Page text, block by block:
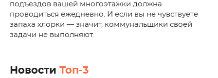
подъездов вашей многоэтажки должна
проводиться ежедневно. И если вы не чувствуете
запаха хлорки — значит, коммунальщики своей
задачи не выполняют.
Новости Топ-3